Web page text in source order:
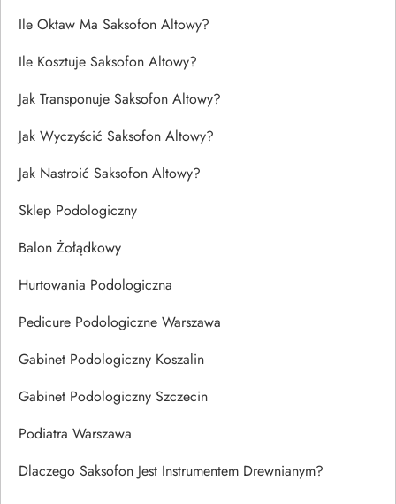
Ile Oktaw Ma Saksofon Altowy?
Ile Kosztuje Saksofon Altowy?
Jak Transponuje Saksofon Altowy?
Jak Wyczyścić Saksofon Altowy?
Jak Nastroić Saksofon Altowy?
Sklep Podologiczny
Balon Żołądkowy
Hurtowania Podologiczna
Pedicure Podologiczne Warszawa
Gabinet Podologiczny Koszalin
Gabinet Podologiczny Szczecin
Podiatra Warszawa
Dlaczego Saksofon Jest Instrumentem Drewnianym?